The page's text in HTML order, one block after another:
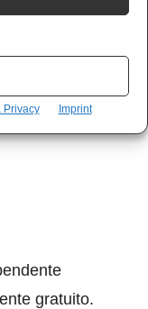
Privacy Imprint
gratuito.